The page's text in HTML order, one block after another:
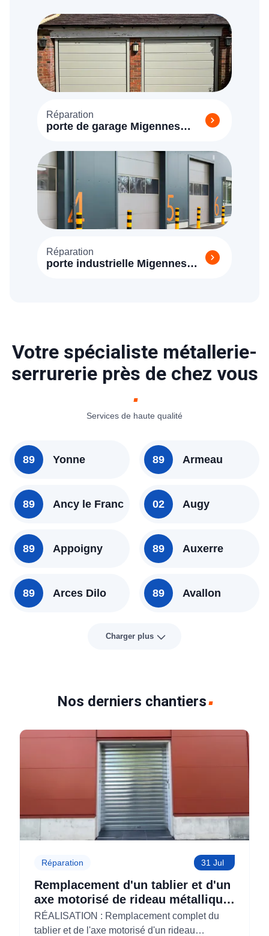
Réparation
porte de garage Migennes
Réparation
porte industrielle Migennes
Votre spécialiste métallerie-
serrurerie près de chez vous
Services de haute qualité
89 Yonne
89 Ancy le Franc
89 Appoigny
89 Arces Dilo
89 Armeau
02 Augy
89 Auxerre
89 Avallon
Charger plus
Nos derniers chantiers
Réparation 31 Jul
Remplacement d'un tablier et d'un
axe motorisé de rideau métallique
pour M'CHADAL (Optical Center)
(95)
RÉALISATION : Remplacement complet du
tablier et de l'axe motorisé d'un rideau